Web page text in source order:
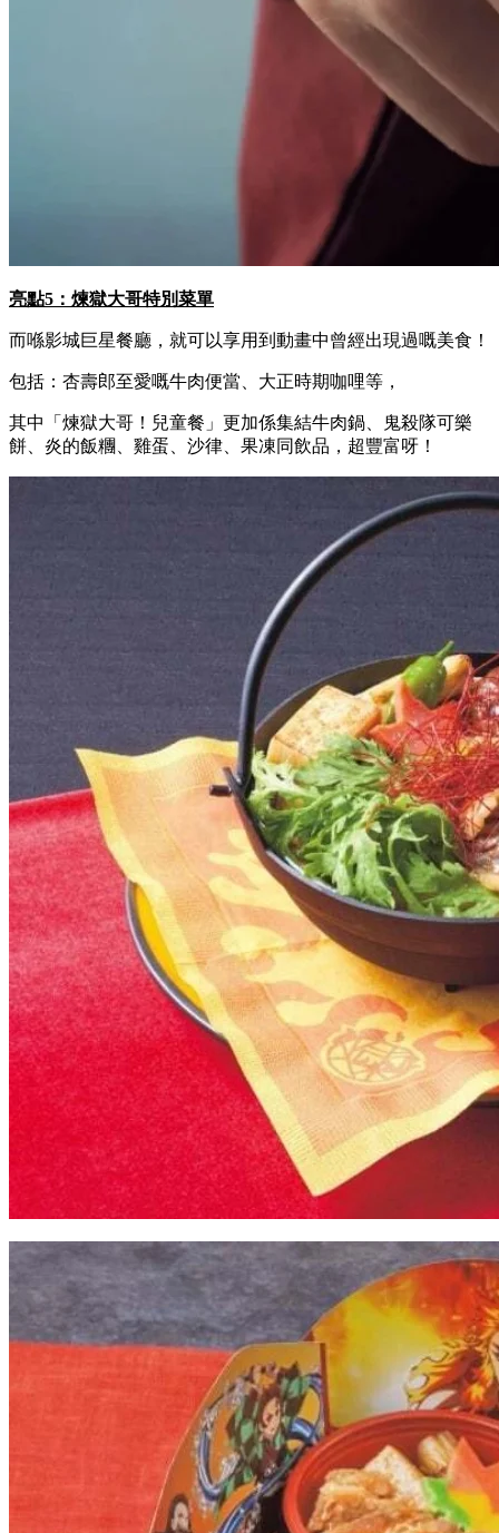
亮點5：煉獄大哥特別菜單
而喺影城巨星餐廳，就可以享用到動畫中曾經出現過嘅美食！
包括：杏壽郎至愛嘅牛肉便當、大正時期咖哩等，
其中「煉獄大哥！兒童餐」更加係集結牛肉鍋、鬼殺隊可樂
餅、炎的飯糰、雞蛋、沙律、果凍同飲品，超豐富呀！